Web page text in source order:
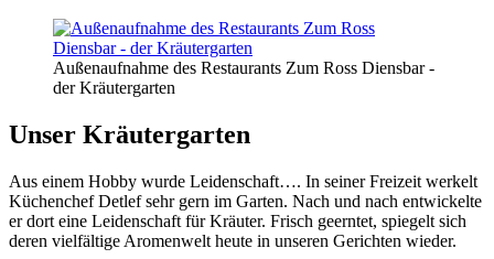
Außenaufnahme des Restaurants Zum Ross Diensbar -
der Kräutergarten
Unser Kräutergarten
Aus einem Hobby wurde Leidenschaft…. In seiner Freizeit werkelt
Küchenchef Detlef sehr gern im Garten. Nach und nach entwickelte
er dort eine Leidenschaft für Kräuter. Frisch geerntet, spiegelt sich
deren vielfältige Aromenwelt heute in unseren Gerichten wieder.